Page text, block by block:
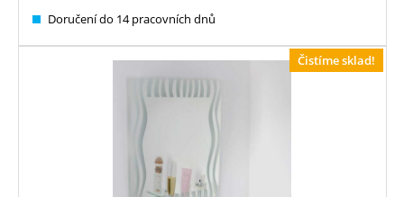
Doručení do 14 pracovních dnů
Čistíme sklad!